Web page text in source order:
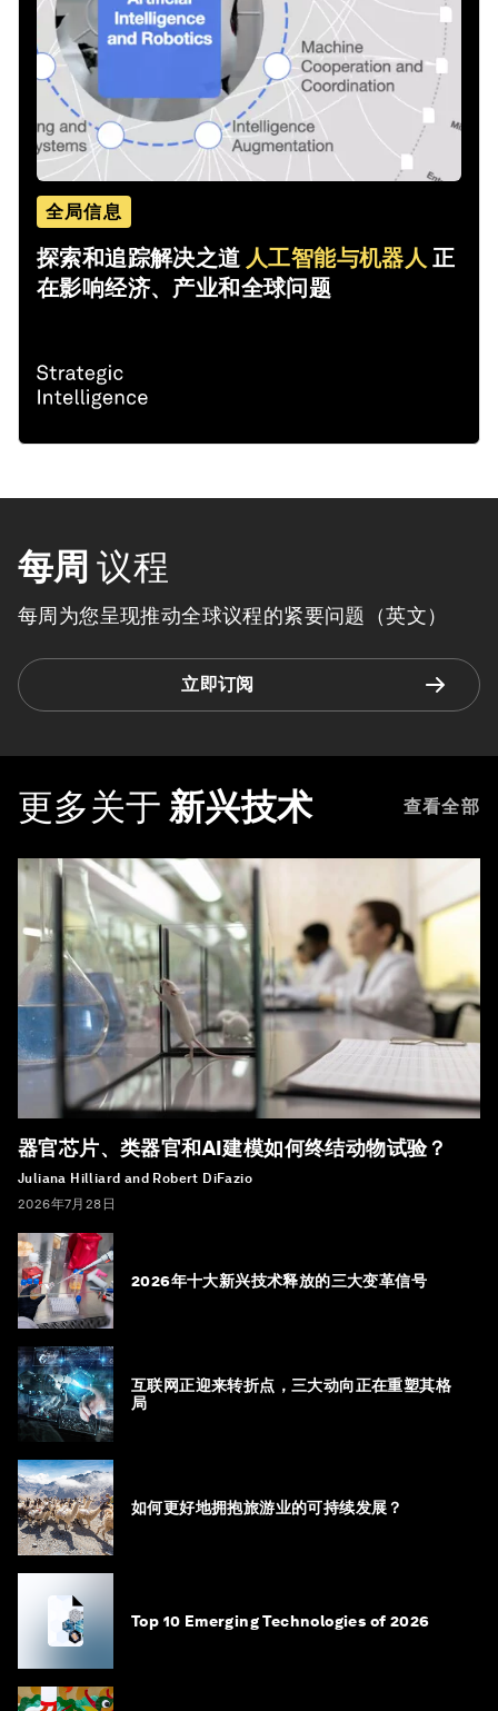
全局信息
探索和追踪解决之道 人工智能与机器人 正
在影响经济、产业和全球问题
每周 议程
每周为您呈现推动全球议程的紧要问题（英文）
立即订阅
更多关于 新兴技术 查看全部
器官芯片、类器官和AI建模如何终结动物试验？
Juliana Hilliard and Robert DiFazio
2026年7月28日
2026年十大新兴技术释放的三大变革信号
互联网正迎来转折点，三大动向正在重塑其格
局
如何更好地拥抱旅游业的可持续发展？
Top 10 Emerging Technologies of 2026